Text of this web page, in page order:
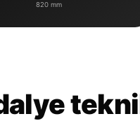
820 mm